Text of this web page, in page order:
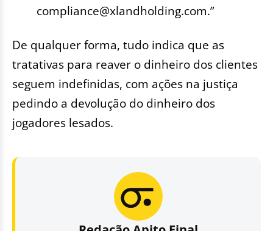
compliance@xlandholding.com.”
De qualquer forma, tudo indica que as
tratativas para reaver o dinheiro dos clientes
seguem indefinidas, com ações na justiça
pedindo a devolução do dinheiro dos
jogadores lesados.